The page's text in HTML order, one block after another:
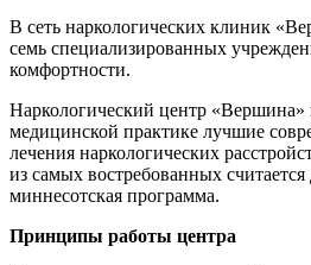
В сеть наркологических клиник
семь специализированных
комфортности.
Наркологический центр «Вершина»
медицинской практике лучшие
лечения наркологических
из самых востребованных считается
миннесотская программа.
Принципы работы центра